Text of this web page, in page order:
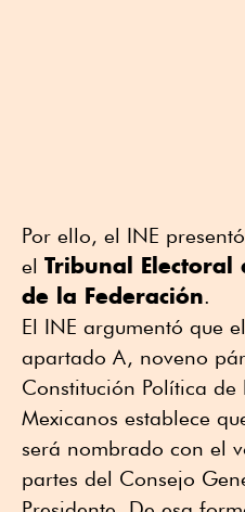
Por ello, el INE
el Tribunal Electoral
de la Federación.
El INE argumentó que
apartado A, noveno
Constitución Política de
Mexicanos establece
será nombrado con el
partes del Consejo